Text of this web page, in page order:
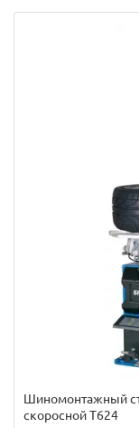
Шиномонтажный
скоросной T624